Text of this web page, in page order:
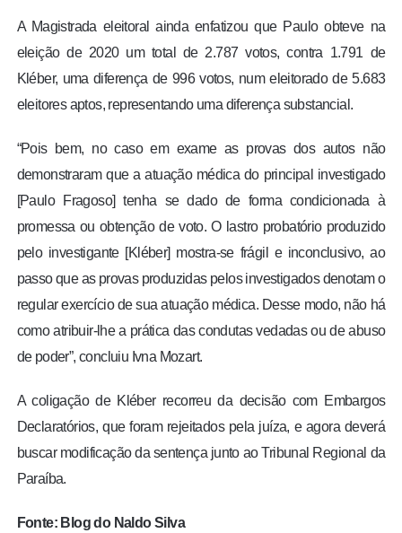
A Magistrada eleitoral ainda enfatizou que Paulo obteve na
eleição de 2020 um total de 2.787 votos, contra 1.791 de
Kléber, uma diferença de 996 votos, num eleitorado de 5.683
eleitores aptos, representando uma diferença substancial.
“Pois bem, no caso em exame as provas dos autos não
demonstraram que a atuação médica do principal investigado
[Paulo Fragoso] tenha se dado de forma condicionada à
promessa ou obtenção de voto. O lastro probatório produzido
pelo investigante [Kléber] mostra-se frágil e inconclusivo, ao
passo que as provas produzidas pelos investigados denotam o
regular exercício de sua atuação médica. Desse modo, não há
como atribuir-lhe a prática das condutas vedadas ou de abuso
de poder”, concluiu Ivna Mozart.
A coligação de Kléber recorreu da decisão com Embargos
Declaratórios, que foram rejeitados pela juíza, e agora deverá
buscar modificação da sentença junto ao Tribunal Regional da
Paraíba.
Fonte: Blog do Naldo Silva